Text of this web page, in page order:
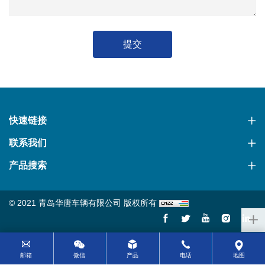
提交
快速链接
联系我们
产品搜索
© 2021 青岛华唐车辆有限公司 版权所有
邮箱 微信 产品 电话 地图